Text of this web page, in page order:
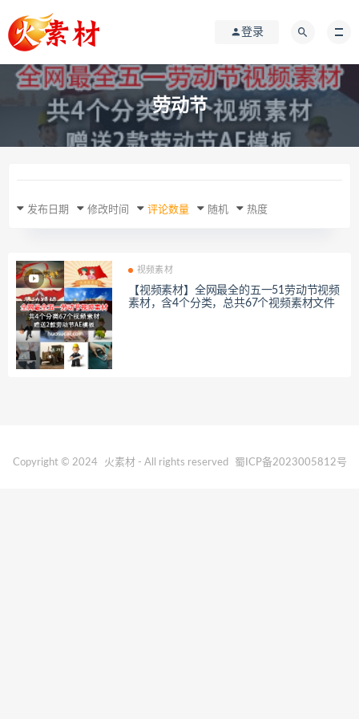
登录
劳动节
发布日期 修改时间 评论数量 随机 热度
视频素材
【视频素材】全网最全的五一51劳动节视频
素材，含4个分类，总共67个视频素材文件
Copyright © 2024 火素材- All rights reserved 蜀ICP备2023005812号